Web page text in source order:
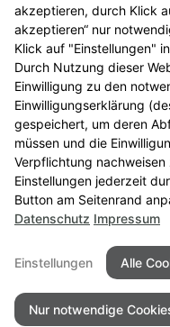
Belsana
e-Rezept
RECHTLICHES
Impressum
Datenschutz
Barrierefreiheit
akzeptieren, durch Klick
akzeptieren“ nur
Klick auf "Einstellungen"
Durch Nutzung dieser
Einwilligung zu den
Einwilligungserklärung
gespeichert, um deren
müssen und die
Verpflichtung
Einstellungen jederzeit
Button am Seitenrand
Datenschutz Impressum
Einstellungen Alle
Nur notwendige